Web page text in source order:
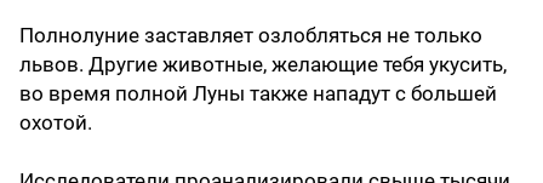
Полнолуние заставляет озлобляться не только
львов. Другие животные, желающие тебя укусить,
во время полной Луны также нападут с большей
охотой.